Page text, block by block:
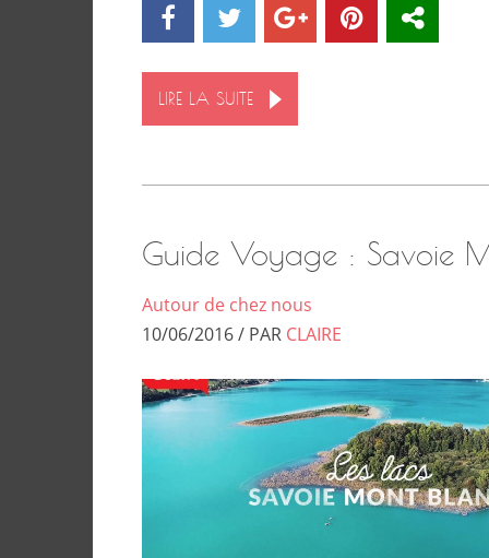
LIRE LA SUITE
Guide Voyage : Savoie
Autour de chez nous
10/06/2016 / PAR CLAIRE